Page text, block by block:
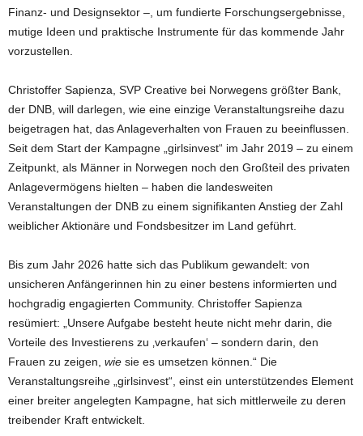
Finanz- und Designsektor –, um fundierte Forschungsergebnisse,
mutige Ideen und praktische Instrumente für das kommende Jahr
vorzustellen.
Christoffer Sapienza, SVP Creative bei Norwegens größter Bank,
der DNB, will darlegen, wie eine einzige Veranstaltungsreihe dazu
beigetragen hat, das Anlageverhalten von Frauen zu beeinflussen.
Seit dem Start der Kampagne „girlsinvest“ im Jahr 2019 – zu einem
Zeitpunkt, als Männer in Norwegen noch den Großteil des privaten
Anlagevermögens hielten – haben die landesweiten
Veranstaltungen der DNB zu einem signifikanten Anstieg der Zahl
weiblicher Aktionäre und Fondsbesitzer im Land geführt.
Bis zum Jahr 2026 hatte sich das Publikum gewandelt: von
unsicheren Anfängerinnen hin zu einer bestens informierten und
hochgradig engagierten Community. Christoffer Sapienza
resümiert: „Unsere Aufgabe besteht heute nicht mehr darin, die
Vorteile des Investierens zu ‚verkaufen‘ – sondern darin, den
Frauen zu zeigen, wie sie es umsetzen können.“ Die
Veranstaltungsreihe „girlsinvest“, einst ein unterstützendes Element
einer breiter angelegten Kampagne, hat sich mittlerweile zu deren
treibender Kraft entwickelt.